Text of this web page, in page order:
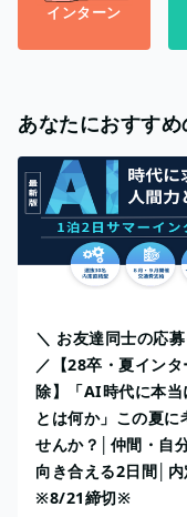
インターン
あなたにおすすめ
＼ お友達同士の応
／【28卒・夏インタ
除】「AI時代に本当
とは何か」この夏に
せんか？│仲間・自
向き合える2日間│
※8/21締切※